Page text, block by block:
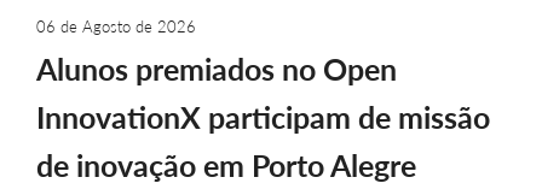
06 de Agosto de 2026
Alunos premiados no Open
InnovationX participam de missão
de inovação em Porto Alegre